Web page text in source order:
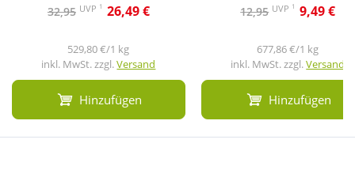
32,95 UVP 1 26,49 €
529,80 €/1 kg
inkl. MwSt. zzgl.Versand
Hinzufügen
12,95 UVP 1 9,49 €
677,86 €/1 kg
inkl. MwSt. zzgl.Versand
Hinzufügen